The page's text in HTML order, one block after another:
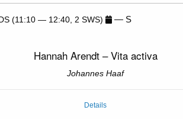
(11:10 — 12:40, 2 SWS) — S
Hannah Arendt – Vita activa
Johannes Haaf
Details